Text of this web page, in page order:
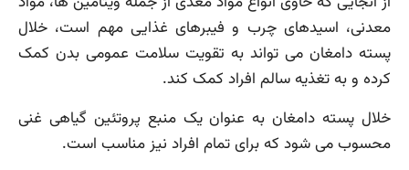
معدنی، اسیدهای چرب و فیبرهای غذایی مهم است، خلال
پسته دامغان می تواند به تقویت سلامت عمومی بدن کمک
کرده و به تغذیه سالم افراد کمک کند.
خلال پسته دامغان به عنوان یک منبع پروتئین گیاهی غنی
محسوب می شود که برای تمام افراد نیز مناسب است.